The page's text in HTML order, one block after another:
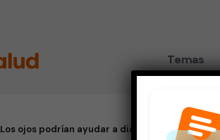
Temas
Los ojos podrían ayudar a diagnosticar el